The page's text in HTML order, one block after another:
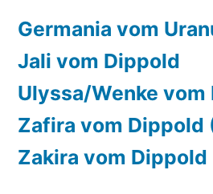
Germania vom
Jali vom Dippold
Ulyssa/Wenke vom
Zafira vom Dippold
Zakira vom Dippold